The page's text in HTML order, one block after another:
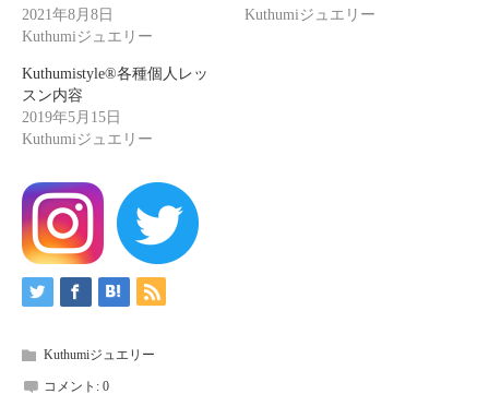
2021年8月8日
Kuthumiジュエリー
Kuthumiジュエリー
Kuthumistyle®各種個人レッ
スン内容
2019年5月15日
Kuthumiジュエリー
Kuthumiジュエリー
コメント: 0